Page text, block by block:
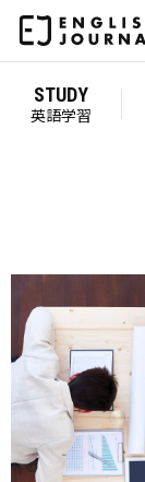
STUDY
英語学習